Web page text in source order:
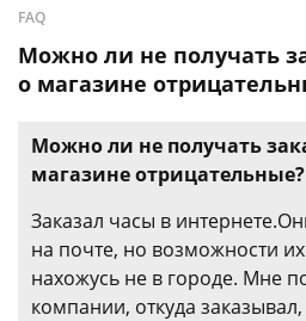
FAQ
Можно ли не получать
о магазине
Можно ли не получать
магазине отрицательные?
Заказал часы в
на почте, но возможности их
нахожусь не в городе. Мне
компании, откуда